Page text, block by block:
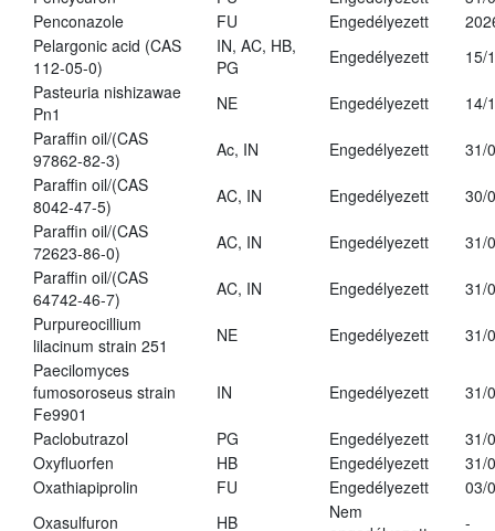
Penconazole
FU Engedélyezett
Pelargonic acid (CAS
112-05-0)
IN, AC, HB,
PG
Engedélyezett
15/
Pasteuria nishizawae
Pn1
NE Engedélyezett
14/
Paraffin oil/(CAS
97862-82-3)
Ac, IN Engedélyezett
31/
Paraffin oil/(CAS
8042-47-5)
AC, IN Engedélyezett
30/
Paraffin oil/(CAS
72623-86-0)
AC, IN Engedélyezett
31/
Paraffin oil/(CAS
64742-46-7)
AC, IN Engedélyezett
31/
Purpureocillium
lilacinum strain 251
NE Engedélyezett
31/
Paecilomyces
fumosoroseus strain
Fe9901
IN Engedélyezett 31/
Paclobutrazol PG Engedélyezett
31/
Oxyfluorfen
HB Engedélyezett
31/
Oxathiapiprolin
FU Engedélyezett
03/
Oxasulfuron
HB
Nem
-